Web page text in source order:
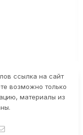
ссылка на сайт
возможно только
материалы из